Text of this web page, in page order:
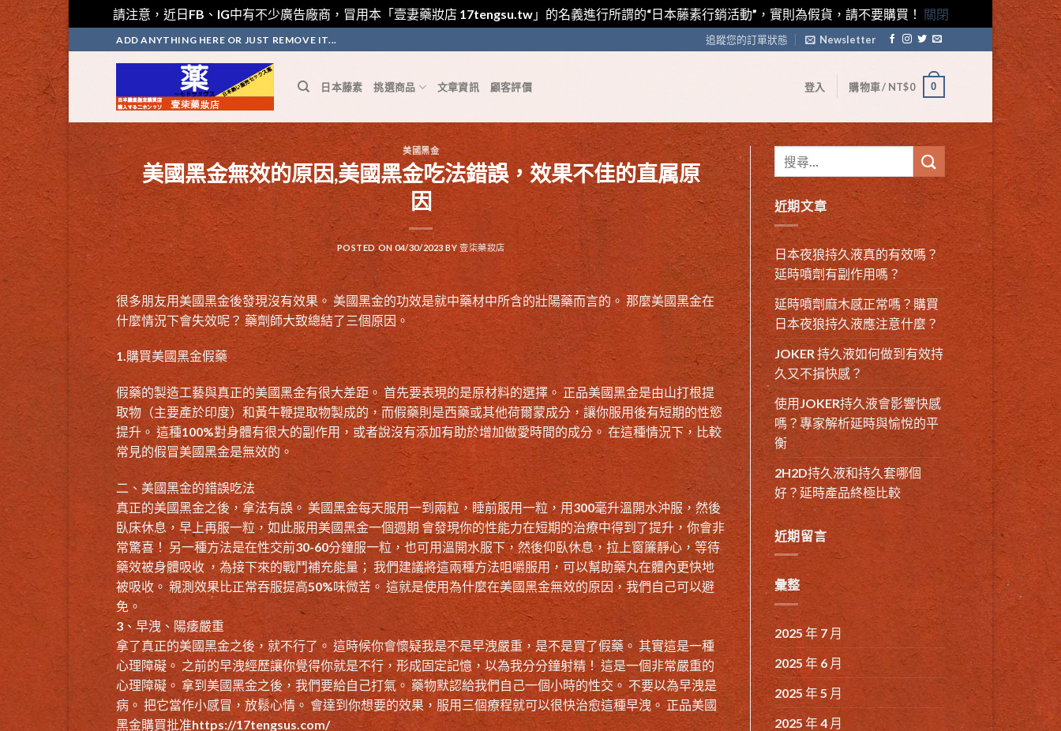
請注意，近日FB、IG中有不少廣告廠商，冒用本「壹妻藥妝店 17tengsu.tw」的名義進行所謂的“日本藤素行銷活動”，實則為假貨，請不要購買！ 關閉
to
ADD ANYTHING HERE OR JUST REMOVE IT... 追蹤您的訂單狀態 Newsletter
日本藤素 挑選商品 文章資訊 顧客評價 登入 購物車 / NT$0 0
美國黑金
美國黑金無效的原因,美國黑金吃法錯誤，效果不佳的直属原
因
POSTED ON04/30/2023BY壹柒藥妝店
很多朋友用美國黑金後發現沒有效果。美國黑金的功效是就中藥材中所含的壯陽藥而言的。 那麼美國黑金在
什麼情況下會失效呢 ？ 藥劑師大致總結了三個原因。
1.購買美國黑金假藥
假藥的製造工藝與真正的美國黑金有很大差距。 首先要表現的是原材料的選擇。 正品美國黑金是由山打根提
取物（主要產於印度）和黃牛鞭提取物製成的，而假藥則是西藥或其他荷爾蒙成分，讓你服用後有短期的性慾
提升。 這種100%對身體有很大的副作用，或者說沒有添加有助於增加做愛時間的成分 。 在這種情況下，比較
常見的假冒美國黑金是無效的。
二、 美國黑金的錯誤吃法
真正的美國黑金之後，拿法有誤。 美國黑金每天服用一到兩粒，睡前服用一粒，用300毫升溫開水沖服，然後
臥床休息，早上再服一粒，如此服用美國黑金一個週期 會發現你的性能力在短期的治療中得到了提升，你會非
常驚喜！ 另一種方法是在性交前30-60分鐘服一粒，也可用溫開水服下，然後仰臥休息，拉上窗簾靜心，等待
藥效被身體吸收 ，為接下來的戰鬥補充能量； 我們建議將這兩種方法咀嚼服用，可以幫助藥丸在體內更快地
被吸收。 親測效果比正常吞服提高50%味微苦。 這就是使用為什麼在美國黑金無效的原因，我們自己可以避
免。
3、早洩、陽痿嚴重
拿了真正的美國黑金之後，就不行了。 這時候你會懷疑我是不是早洩嚴重 ，是不是買了假藥。 其實這是一種
心理障礙。 之前的早洩經歷讓你覺得你就是不行，形成固定記憶，以為我分分鐘射精！ 這是一個非常嚴重的
心理障礙。 拿到美國黑金之後，我們要給自己打氣。 藥物默認給我們自己一個小時的性交。 不要以為早洩是
病。 把它當作小感冒，放鬆心情。 會達到你想要的效果，服用三個療程就可以很快治愈這種早洩。 正品美國
黑金購買批准https://17tengsus.com/
近期文章
日本夜狼持久液真的有效嗎？
延時噴劑有副作用嗎？
延時噴劑麻木感正常嗎？購買
日本夜狼持久液應注意什麼？
JOKER 持久液如何做到有效持
久又不損快感？
使用JOKER持久液會影響快感
嗎？專家解析延時與愉悅的平
衡
2H2D持久液和持久套哪個
好？延時產品終極比較
近期留言
彙整
2025 年 7 月
2025 年 6 月
2025 年 5 月
2025 年 4 月